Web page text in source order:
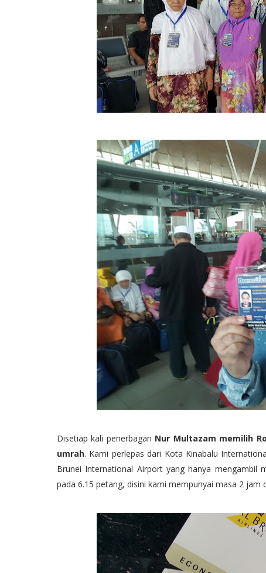
Disetiap kali penerbagan Nur Multazam memilih
umrah. Kami perlepas dari Kota Kinabalu
Brunei International Airport yang hanya mengambil
pada 6.15 petang, disini kami mempunyai masa 2